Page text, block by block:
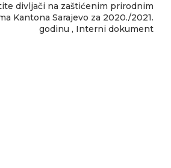
divljači na zaštićenim prirodnim
Kantona Sarajevo za 2020./2021.
godinu , Interni dokument